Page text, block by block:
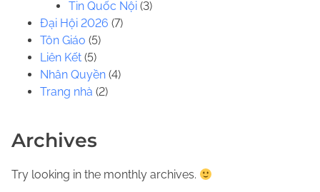
Tin Quốc Nội (3)
Đại Hội 2026 (7)
Tôn Giáo (5)
Liên Kết (5)
Nhân Quyền (4)
Trang nhà (2)
Archives
Try looking in the monthly archives.